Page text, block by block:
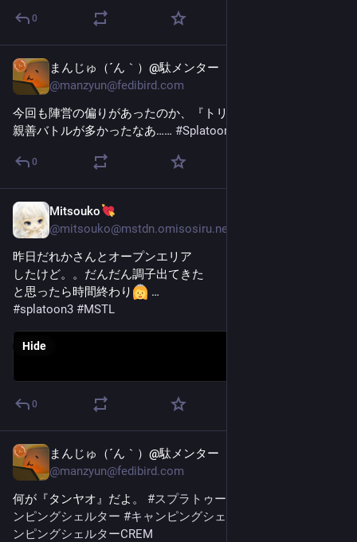
0
まんじゅ（´ん｀）@駄メンター
@manzyun@fedibird.com
今回も陣営の偏りがあったのか、『トリカラマッチ』は同志
親善バトルが多かったなあ…… #Splatoon3
0
Mitsouko
@mitsouko@mstdn.omisosiru.net
昨日だれかさんとオープンエリア
したけど。。だんだん調子出てきた
と思ったら時間終わり
…
#splatoon3 #MSTL
Hide
0
まんじゅ（´ん｀）@駄メンター
@manzyun@fedibird.com
何が『タンヤオ』だよ。 #スプラトゥーン3
ンピングシェルター #キャンピングシェルターソレーラ
ンピングシェルターCREM